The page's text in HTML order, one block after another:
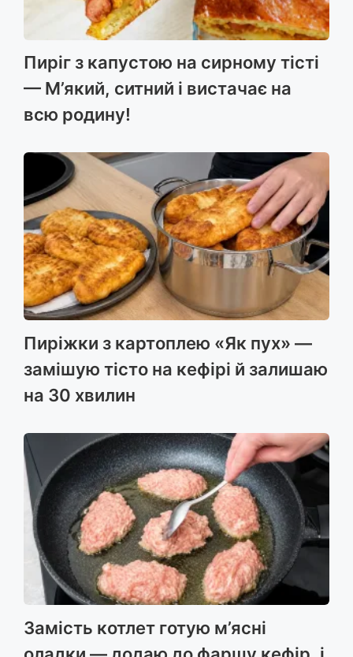
Пиріг з капустою на сирному тісті
— М’який, ситний і вистачає на
всю родину!
Пиріжки з картоплею «Як пух» —
замішую тісто на кефірі й залишаю
на 30 хвилин
Замість котлет готую м’ясні